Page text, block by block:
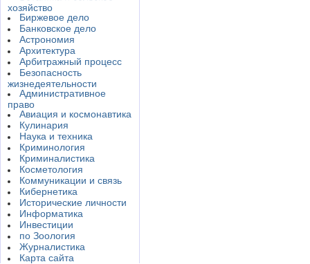
хозяйство
Биржевое дело
Банковское дело
Астрономия
Архитектура
Арбитражный процесс
Безопасность
жизнедеятельности
Административное
право
Авиация и космонавтика
Кулинария
Наука и техника
Криминология
Криминалистика
Косметология
Коммуникации и связь
Кибернетика
Исторические личности
Информатика
Инвестиции
по Зоология
Журналистика
Карта сайта